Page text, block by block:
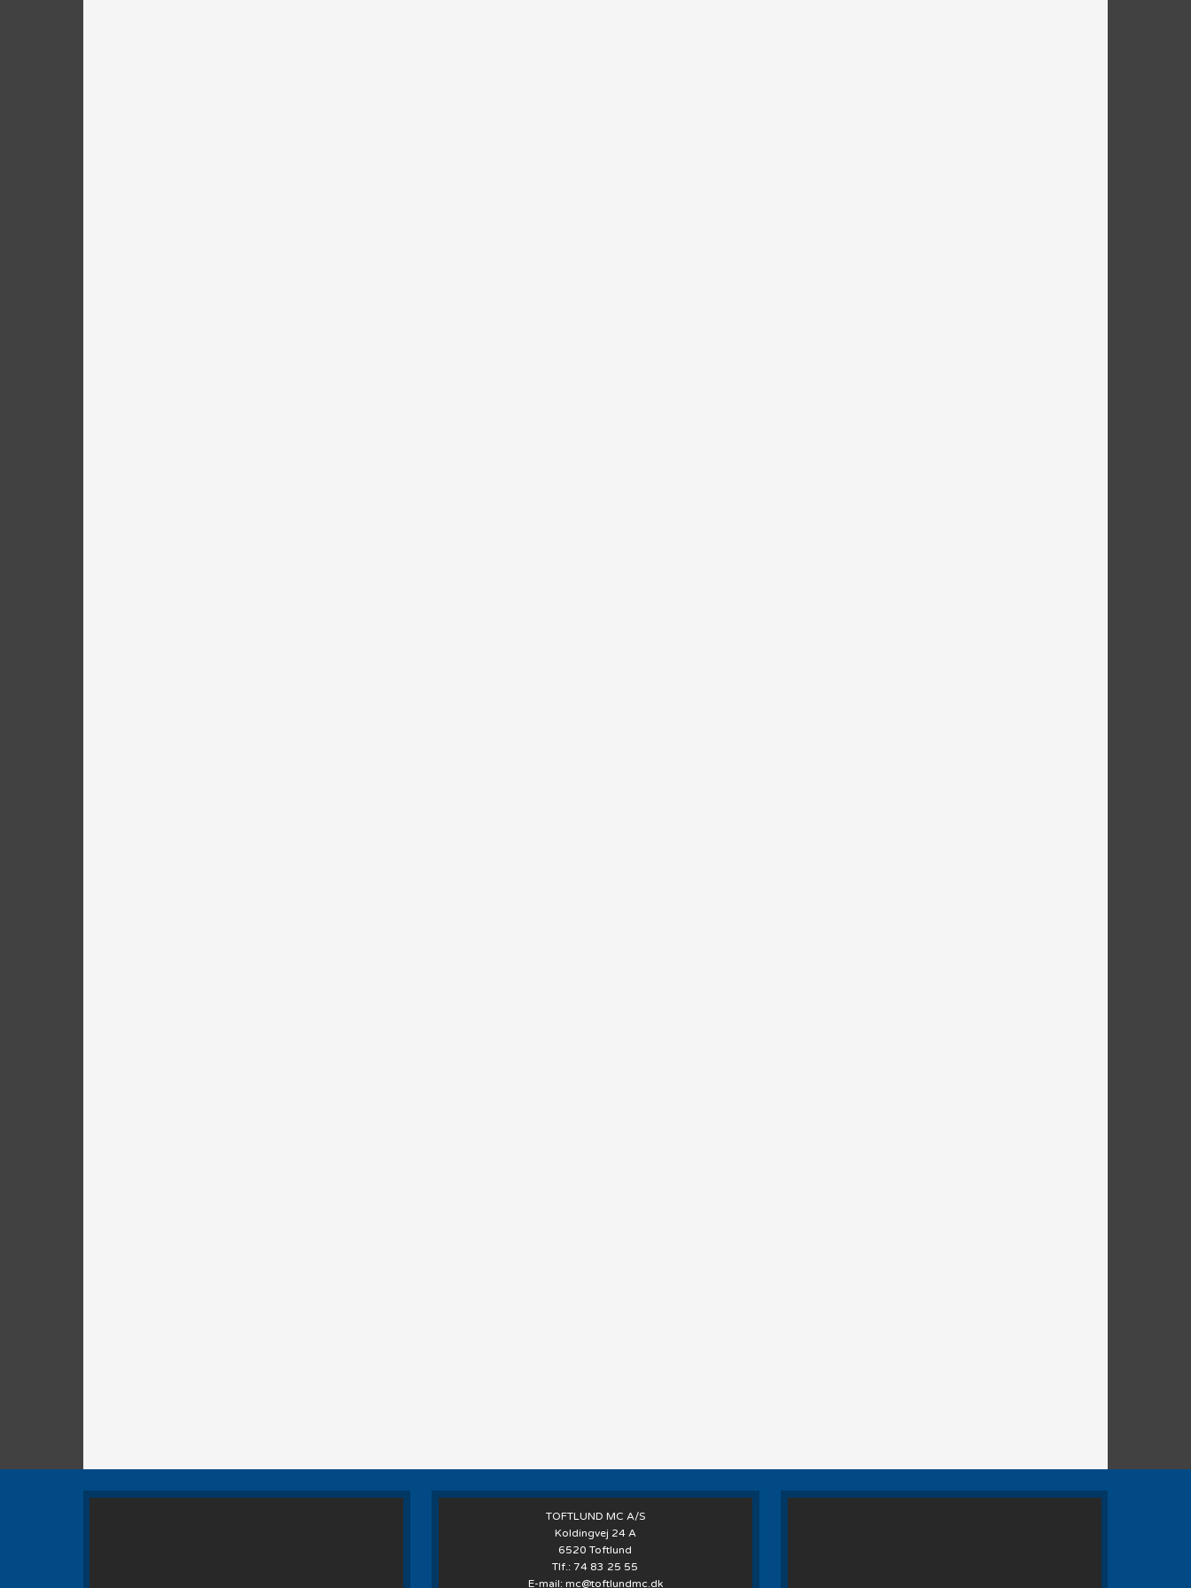
TOFTLUND MC A/S
Koldingvej 24 A
6520 Toftlund
Tlf.:74 83 25 55
E-mail: mc@toftlundmc.dk